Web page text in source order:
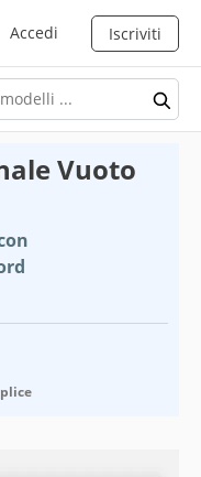
Accedi Iscriviti
Vuoto